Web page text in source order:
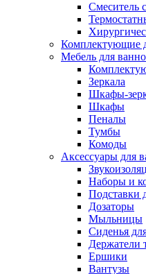
Смеситель
Комплектующие
Мебель для
Зеркала
Шкафы-
Шкафы
Пеналы
Тумбы
Комоды
Аксессуары для
Наборы и
Подставки
Дозаторы
Мыльницы
Сиденья
Держатели
Ершики
Вантузы